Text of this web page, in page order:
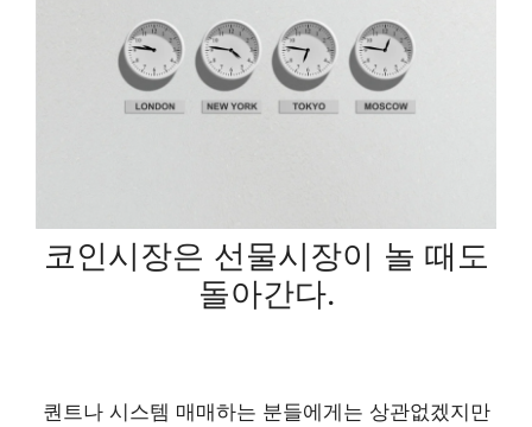
코인시장은 선물시장이 놀 때도
돌아간다.
퀀트나 시스템 매매하는 분들에게는 상관없겠지만